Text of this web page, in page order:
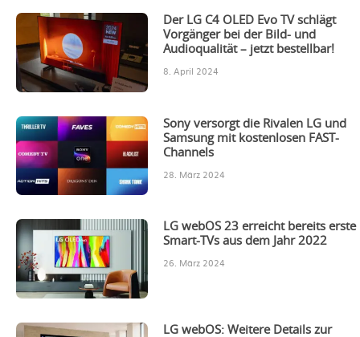
Der LG C4 OLED Evo TV schlägt
Vorgänger bei der Bild- und
Audioqualität – jetzt bestellbar!
8. April 2024
Sony versorgt die Rivalen LG und
Samsung mit kostenlosen FAST-
Channels
28. März 2024
LG webOS 23 erreicht bereits erste
Smart-TVs aus dem Jahr 2022
26. März 2024
LG webOS: Weitere Details zur